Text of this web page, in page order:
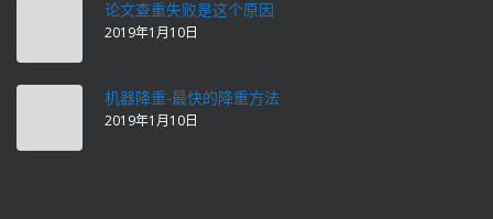
论文查重失败是这个原因
2019年1月10日
机器降重-最快的降重方法
2019年1月10日